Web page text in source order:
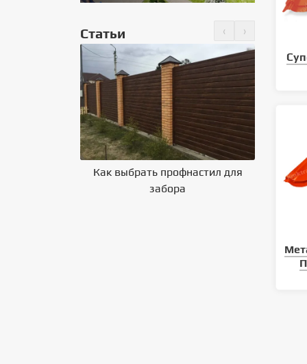
Статьи ‹ ›
Как выбрать профнастил для
забора
на